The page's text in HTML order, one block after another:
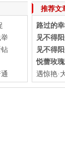
下一篇： 华懋集团与
推荐文
路过的
见不得
见不得
悦蕾玫
遇惊艳·